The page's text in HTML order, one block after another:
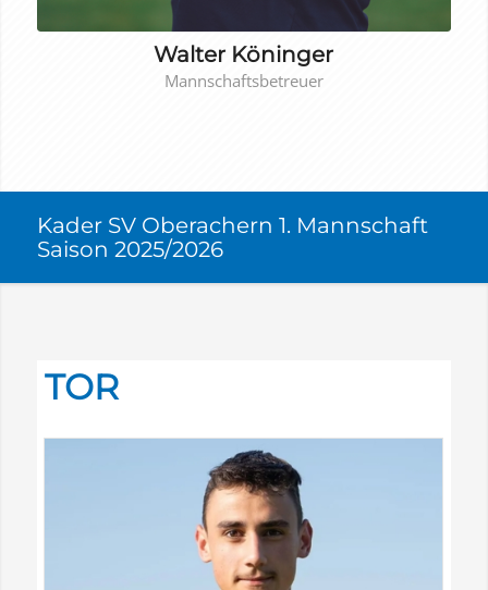
Walter Köninger
Mannschaftsbetreuer
Kader SV Oberachern 1. Mannschaft
Saison 2025/2026
TOR